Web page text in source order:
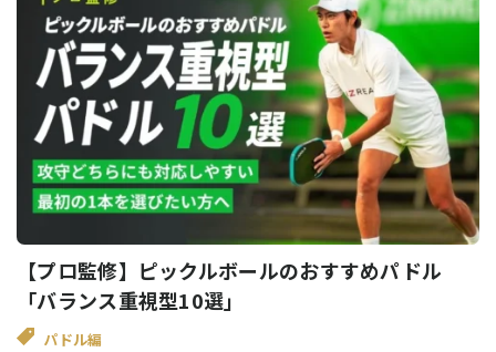
【プロ監修】ピックルボールのおすすめパドル
「バランス重視型10選」
パドル編